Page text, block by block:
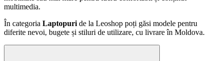
multimedia.
În categoria Laptopuri de la Leoshop poți găsi modele pentru
diferite nevoi, bugete și stiluri de utilizare, cu livrare în Moldova.